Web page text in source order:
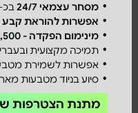
מסחר עצמאי 24/7
בכ-10 מטבעות
אפשרות להוראת קבע
מינימום הפקדה - 3,500 ₪ בלבד
תמיכה מקצועית ובעברית | א'-ה'
אפשרות לשמירת
סיוע בניוד מטבעות
מתנת הצטרפות